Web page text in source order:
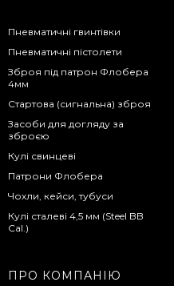
Пневматичні гвинтівки
Пневматичні пістолети
Зброя під патрон Флобера
4мм
Стартова (сигнальна) зброя
Засоби для догляду за
зброєю
Кулі свинцеві
Патрони Флобера
Чохли, кейси, тубуси
Кулі сталеві 4,5 мм (Steel BB
Cal.)
ПРО КОМПАНІЮ